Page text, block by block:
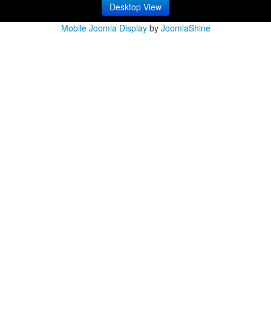
Desktop View
Mobile Joomla Displayby JoomlaShine